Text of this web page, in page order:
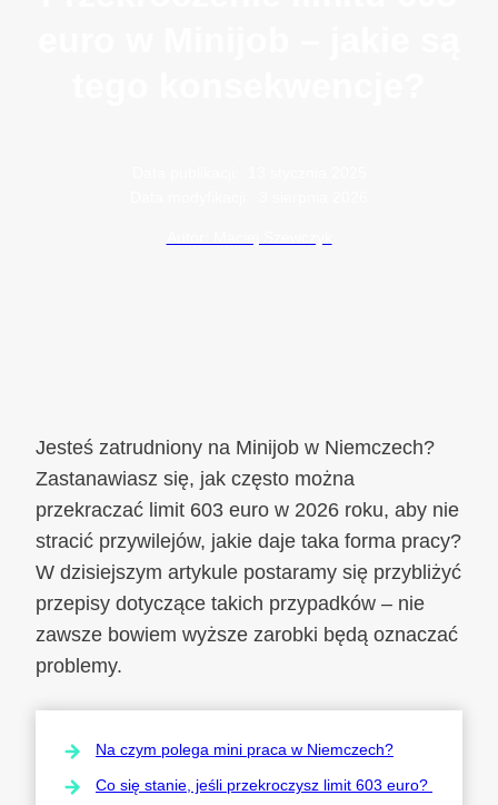
Jesteś zatrudniony na Minijob w Niemczech?
Zastanawiasz się, jak często można
przekraczać limit 603 euro w 2026 roku, aby nie
stracić przywilejów, jakie daje taka forma pracy?
W dzisiejszym artykule postaramy się przybliżyć
przepisy dotyczące takich przypadków – nie
zawsze bowiem wyższe zarobki będą oznaczać
problemy.
Na czym polega mini praca w Niemczech?
Co się stanie, jeśli przekroczysz limit 603 euro?